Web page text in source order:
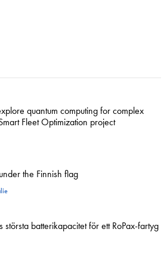
quantum computing for complex
Fleet Optimization project
the Finnish flag
batterikapacitet för ett RoPax-fartyg